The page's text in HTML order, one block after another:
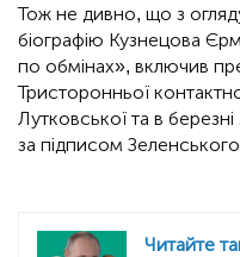
Тож не дивно, що з
біографію Кузнецова
по обмінах», включив
Тристоронньої
Лутковської та в
за підписом
Читайте